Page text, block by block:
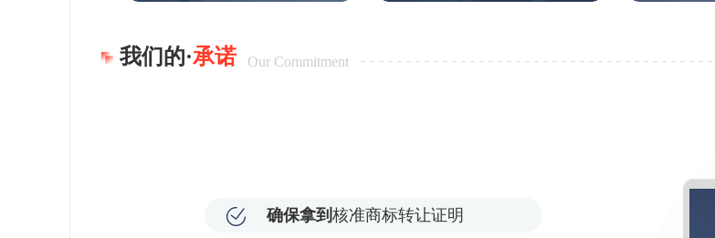
我们的·承诺 Our Commitment
确保拿到 核准商标转让证明